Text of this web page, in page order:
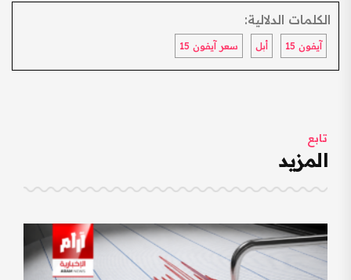
الكلمات الدلالية:
آيفون 15 أبل سعر آيفون 15
تابع
المزيد